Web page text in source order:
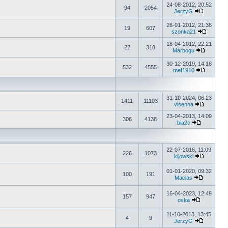
94 2054
24-08-2012, 20:52
JerzyG
19 607
26-01-2012, 21:38
szonka21
22 318
18-04-2012, 22:21
Marbogu
532 4555
30-12-2019, 14:18
mef1910
1411 11103
31-10-2024, 06:23
visenna
306 4138
23-04-2013, 14:09
bia2c
226 1073
22-07-2016, 11:09
kijowski
100 191
01-01-2020, 09:32
Macias
157 947
16-04-2023, 12:49
oska
4 9
11-10-2013, 13:45
JerzyG